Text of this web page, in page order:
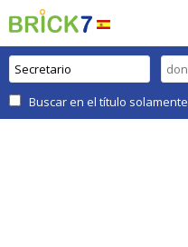
Buscar en el título solamente